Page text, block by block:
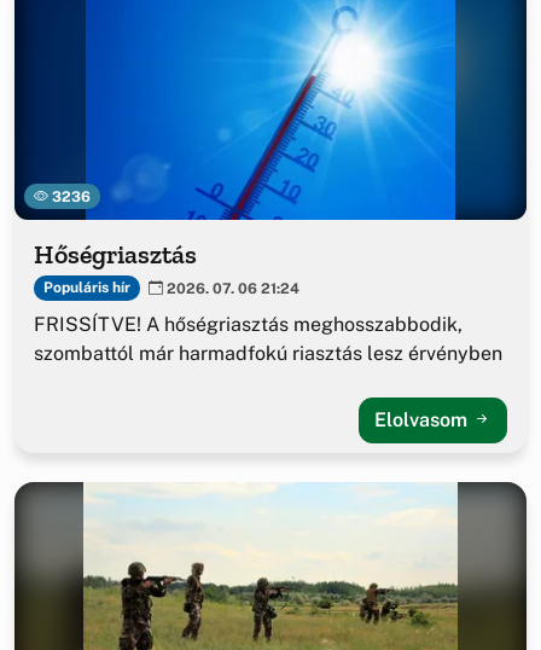
3236
Hőségriasztás
Populáris hír 2026. 07. 06 21:24
FRISSÍTVE! A hőségriasztás meghosszabbodik,
szombattól már harmadfokú riasztás lesz érvényben
Elolvasom